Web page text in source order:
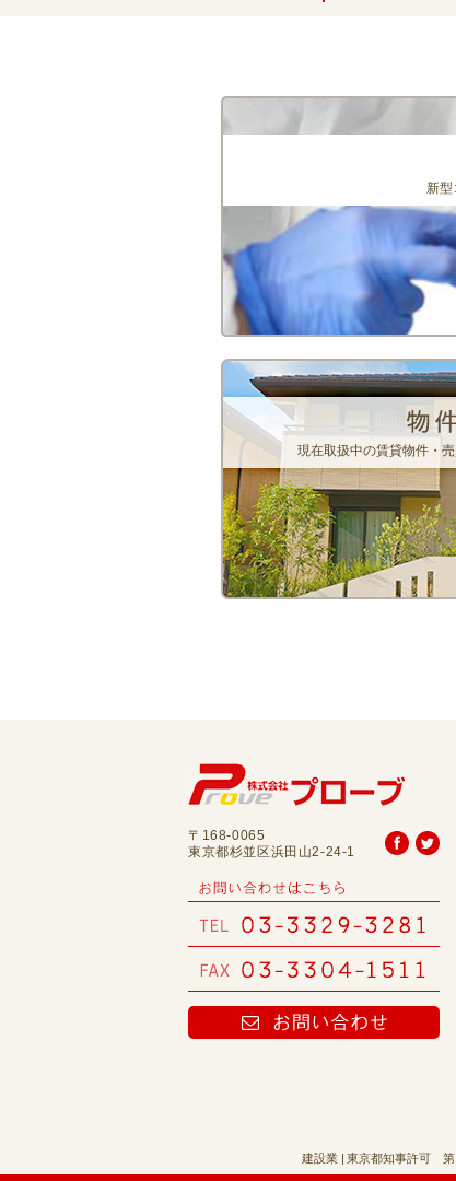
新型
現在取扱中の賃貸物件・
〒168-0065
東京都杉並区浜田山2-24-1
建設業 | 東京都知事許可 第